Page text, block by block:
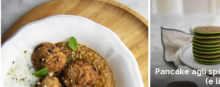
Pancake agli
(e